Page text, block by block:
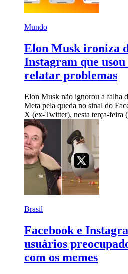
Mundo
Elon Musk ironiza
Instagram que
relatar problemas
Elon Musk não ignorou a falha
Meta pela queda no sinal do
X (ex-Twitter), nesta terça-feira
Brasil
Facebook e
usuários
com os memes